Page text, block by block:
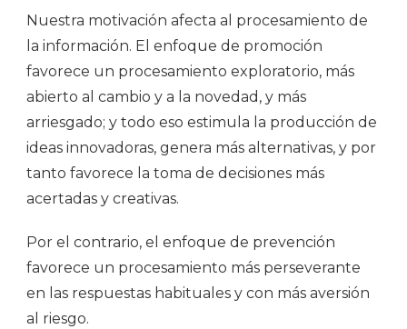
Nuestra motivación afecta al procesamiento de
la información. El enfoque de promoción
favorece un procesamiento exploratorio, más
abierto al cambio y a la novedad, y más
arriesgado; y todo eso estimula la producción de
ideas innovadoras, genera más alternativas, y por
tanto favorece la toma de decisiones más
acertadas y creativas.
Por el contrario, el enfoque de prevención
favorece un procesamiento más perseverante
en las respuestas habituales y con más aversión
al riesgo.